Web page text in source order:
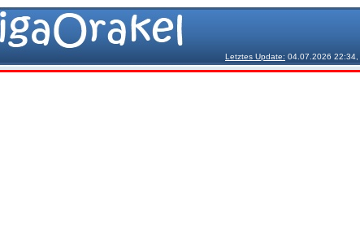
Letztes Update: 04.07.2026 22:34,